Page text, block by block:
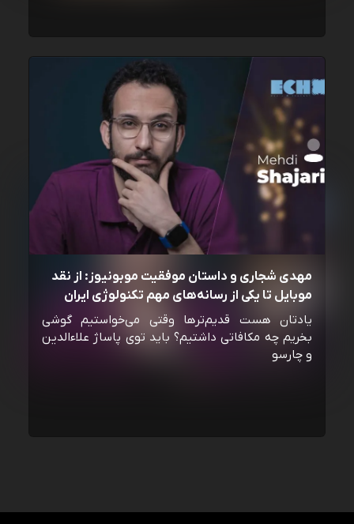
مهدی شجاری و داستان موفقیت موبونیوز: از نقد
موبایل تا یکی از رسانه‌‌های مهم تکنولوژی ایران
یادتان هست قدیم‌ترها وقتی می‌خواستیم گوشی
بخریم چه مکافاتی داشتیم؟ باید توی پاساژ علاءالدین
و چارسو